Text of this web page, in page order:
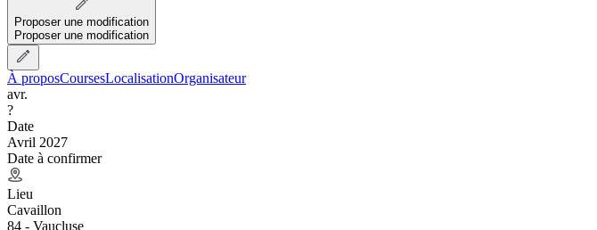
Proposer une modification
Proposer une modification
À proposCoursesLocalisationOrganisateur
avr.
?
Date
Avril 2027
Date à confirmer
Lieu
Cavaillon
84 - Vaucluse